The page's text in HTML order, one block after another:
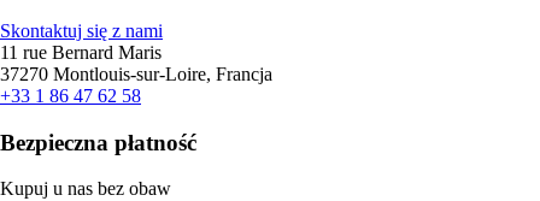
Skontaktuj się z nami
11 rue Bernard Maris
37270 Montlouis-sur-Loire, Francja
+33 1 86 47 62 58
Bezpieczna płatność
Kupuj u nas bez obaw